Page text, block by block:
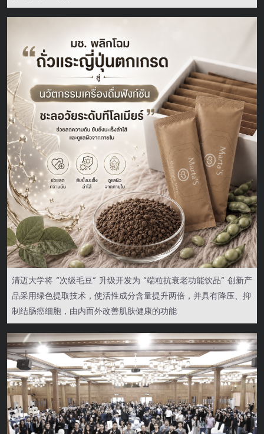
清迈大学将 “次级毛豆” 升级开发为 “端粒抗衰老功能饮品” 创新产
品采用绿色提取技术，使活性成分含量提升两倍，并具有降压、抑
制结肠癌细胞，由内而外改善肌肤健康的功能